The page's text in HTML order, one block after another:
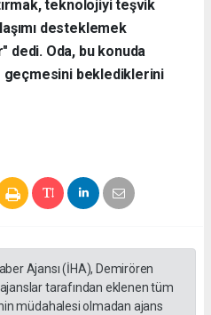
teknolojiyi teşvik
desteklemek
dedi. Oda, bu konuda
geçmesini beklediklerini
Ajansı (İHA), Demirören
tarafından eklenen tüm
müdahalesi olmadan ajans